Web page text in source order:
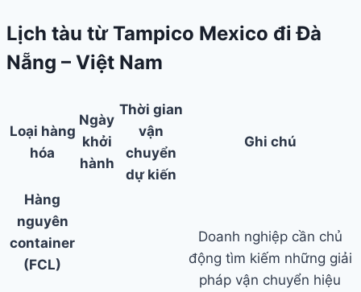
Lịch tàu từ Tampico Mexico đi Đà
Nẵng – Việt Nam
Loại hàng
hóa
Ngày
khởi
hành
Thời gian
vận
chuyển
dự kiến
Ghi chú
Hàng
nguyên
container
(FCL)
Doanh nghiệp cần chủ
động tìm kiếm những giải
pháp vận chuyển hiệu